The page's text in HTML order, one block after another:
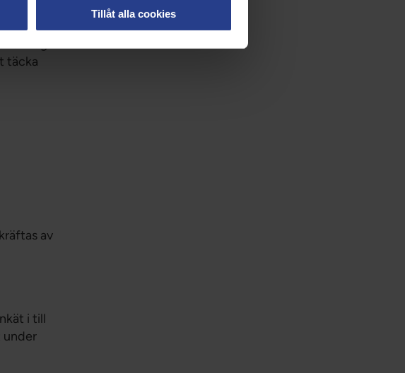
Tillåt alla cookies
hög.
täcka
av
i till
under